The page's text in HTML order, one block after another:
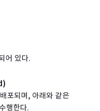
어 있다.
포되며, 아래와 같은
행한다.